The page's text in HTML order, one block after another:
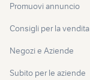
Promuovi annuncio
Consigli per la vendita
Negozi e Aziende
Subito per le aziende